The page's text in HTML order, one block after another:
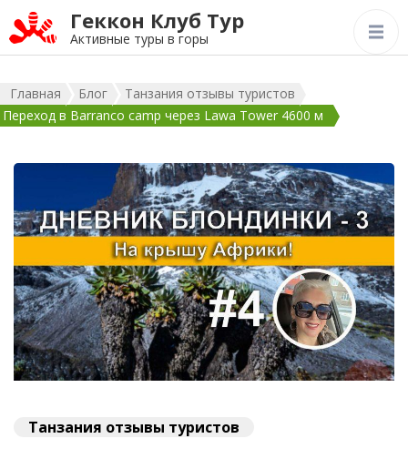
Геккон Клуб Тур
Активные туры в горы
Главная Блог
Танзания отзывы туристов
Переход в Barranco camp через Lawa Tower 4600 м
Танзания отзывы туристов